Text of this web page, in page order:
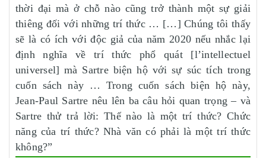
thời đại mà ở chỗ nào cũng trở thành một sự giải
thiêng đối với những trí thức … […] Chúng tôi thấy
sẽ là có ích với độc giả của năm 2020 nếu nhắc lại
định nghĩa về trí thức phổ quát [l’intellectuel
universel] mà Sartre biện hộ với sự súc tích trong
cuốn sách này … Trong cuốn sách biện hộ này,
Jean-Paul Sartre nêu lên ba câu hỏi quan trọng – và
Sartre thử trả lời: Thế nào là một trí thức? Chức
năng của trí thức? Nhà văn có phải là một trí thức
không?”